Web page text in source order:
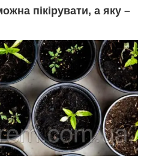
пікірувати, а яку –